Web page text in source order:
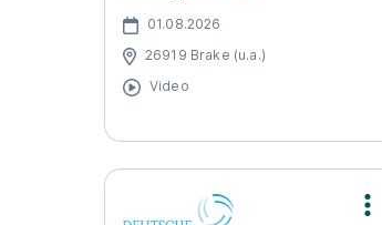
01.08.2026
26919 Brake (u.a.)
Video